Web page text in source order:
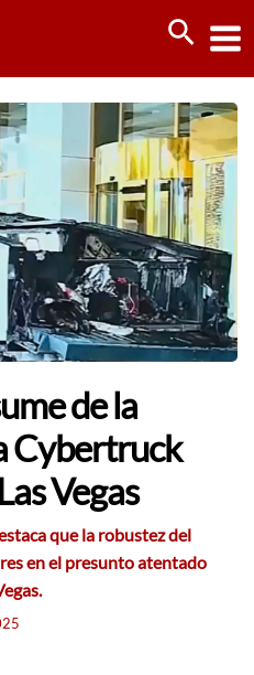
de la
Cybertruck
Vegas
que la robustez del
en el presunto atentado